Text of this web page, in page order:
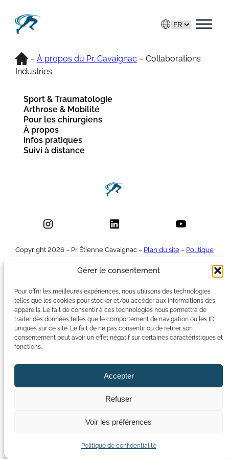
Gérer le consentement
Pour offrir les meilleures expériences, nous utilisons des technologies
telles que les cookies pour stocker et/ou accéder aux informations des
appareils. Le fait de consentir à ces technologies nous permettra de
traiter des données telles que le comportement de navigation ou les ID
uniques sur ce site. Le fait de ne pas consentir ou de retirer son
consentement peut avoir un effet négatif sur certaines caractéristiques et
fonctions.
Accepter
Refuser
Voir les préférences
Politique de confidentialité
contenu
Accueil
– À propos du Pr. Cavaignac – Collaborations
Industries
Sport & Traumatologie
Arthrose & Mobilité
Pour les chirurgiens
À propos
Infos pratiques
Suivi à distance
Copyright 2026 – Pr Étienne Cavaignac – Plan du site – Politique